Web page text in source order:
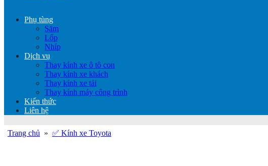
Phụ tùng
Săm
Lốp
Nhíp
Dịch vụ
Thay kính xe ô tô con
Thay kính xe khách
Thay kính xe tải
Thay kính máy công trình
Kiến thức
Liên hệ
Trang chủ » ✅ Kính xe Toyota